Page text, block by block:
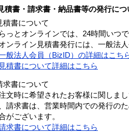
積書・請求書・納品書等の発行につ
積書について
っとオンラインでは、24時間いつ
ンライン見積書発行には、一般法
般法人会員（BizID）の詳細はこち
見積書について詳細はこちら
求書について
文時に希望されたお客様に関しま
請求書は、営業時間内での発行の
がございます。
求書について詳細はこちら